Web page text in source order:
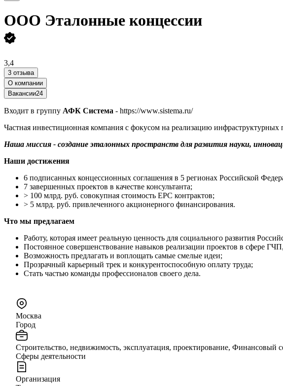
ООО Эталонные концессии
3,4
3 отзыва
О компании
Вакансии24
Входит в группу АФК Система - https://www.sistema.ru/
Частная инвестиционная компания с фокусом на реализацию
Наша миссия - создание эталонных пространств для развития науки,
Наши достижения
6 подписанных концессионных соглашения в 5 регионах Российской
7 завершенных проектов в качестве консультанта;
> 100 млрд. руб. совокупная стоимость EPC контрактов;
> 5 млрд. руб. привлеченного акционерного финансирования.
Что мы предлагаем
Работу, которая имеет реальную ценность для социального развития
Постоянное совершенствование навыков реализации проектов в сфере
Возможность предлагать и воплощать самые смелые идеи;
Прозрачный карьерный трек и конкурентоспособную оплату труда;
Стать частью команды профессионалов своего дела.
Москва
Город
Строительство, недвижимость, эксплуатация, проектирование, Финансовый
Сферы деятельности
Организация